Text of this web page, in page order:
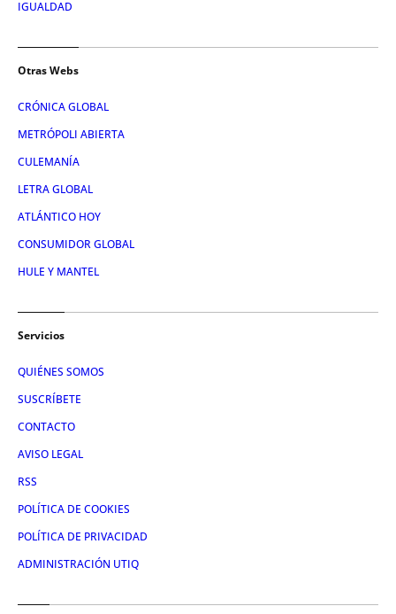
IGUALDAD
Otras Webs
CRÓNICA GLOBAL
METRÓPOLI ABIERTA
CULEMANÍA
LETRA GLOBAL
ATLÁNTICO HOY
CONSUMIDOR GLOBAL
HULE Y MANTEL
Servicios
QUIÉNES SOMOS
SUSCRÍBETE
CONTACTO
AVISO LEGAL
RSS
POLÍTICA DE COOKIES
POLÍTICA DE PRIVACIDAD
ADMINISTRACIÓN UTIQ